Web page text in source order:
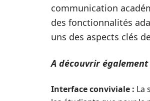
communication
des fonctionnalités
uns des aspects clés
A découvrir également
Interface conviviale : La